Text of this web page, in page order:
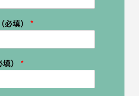
必填） *
） *